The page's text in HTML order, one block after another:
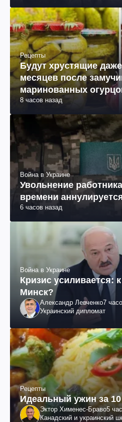
Рецепты
Будут хрустящие
месяцев после
маринованных
8 часов назад
Война в Украине
Увольнение
времени
6 часов назад
Война в Украине
Кризис усиливается:
Минск?
Александр Левченко7
Украинский дипломат
Рецепты
Идеальный ужин за
Эктор Хименес-Браво5
Канадский и украинский